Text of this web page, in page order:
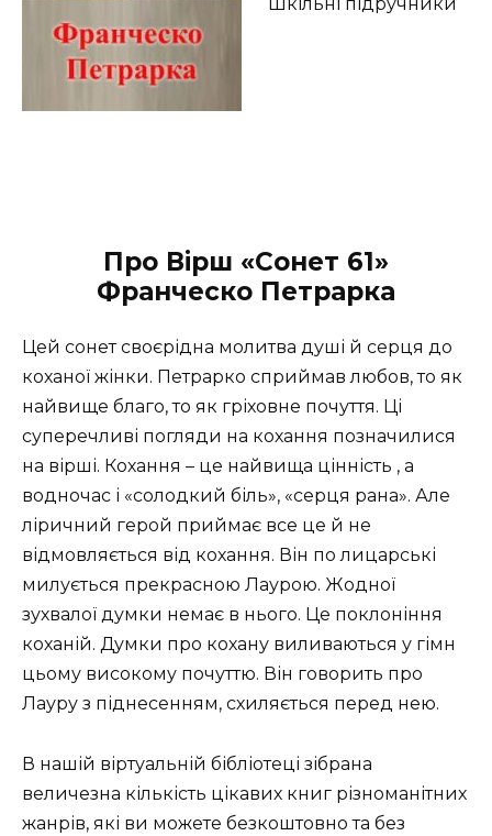
Про Вірш «Сонет 61»
Франческо Петрарка
Цей сонет своєрідна молитва душі й серця до
коханої жінки. Петрарко сприймав любов, то як
найвище благо, то як гріховне почуття. Ці
суперечливі погляди на кохання позначилися
на вірші. Кохання – це найвища цінність , а
водночас і «солодкий біль», «серця рана». Але
ліричний герой приймає все це й не
відмовляється від кохання. Він по лицарські
милується прекрасною Лаурою. Жодної
зухвалої думки немає в нього. Це поклоніння
коханій. Думки про кохану виливаються у гімн
цьому високому почуттю. Він говорить про
Лауру з піднесенням, схиляється перед нею.
В нашій віртуальній бібліотеці зібрана
величезна кількість цікавих книг різноманітних
жанрів, які ви можете безкоштовно та без